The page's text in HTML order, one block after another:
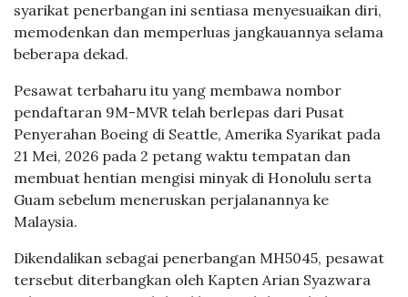
syarikat penerbangan ini sentiasa menyesuaikan diri,
memodenkan dan memperluas jangkauannya selama
beberapa dekad.
Pesawat terbaharu itu yang membawa nombor
pendaftaran 9M-MVR telah berlepas dari Pusat
Penyerahan Boeing di Seattle, Amerika Syarikat pada
21 Mei, 2026 pada 2 petang waktu tempatan dan
membuat hentian mengisi minyak di Honolulu serta
Guam sebelum meneruskan perjalanannya ke
Malaysia.
Dikendalikan sebagai penerbangan MH5045, pesawat
tersebut diterbangkan oleh Kapten Arian Syazwara